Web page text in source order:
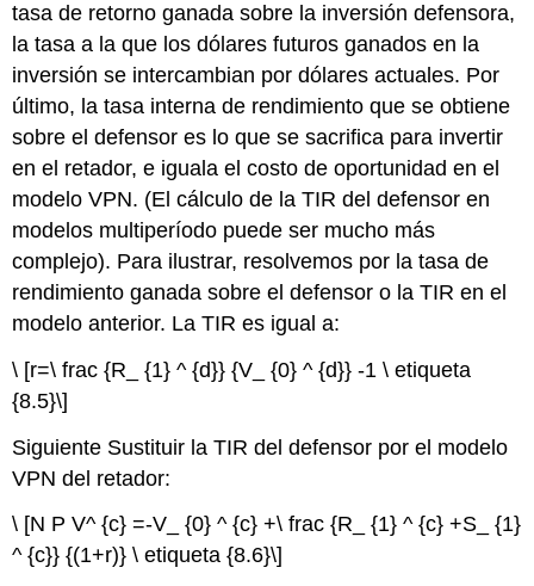
tasa de retorno ganada sobre la inversión defensora,
la tasa a la que los dólares futuros ganados en la
inversión se intercambian por dólares actuales. Por
último, la tasa interna de rendimiento que se obtiene
sobre el defensor es lo que se sacrifica para invertir
en el retador, e iguala el costo de oportunidad en el
modelo VPN. (El cálculo de la TIR del defensor en
modelos multiperíodo puede ser mucho más
complejo). Para ilustrar, resolvemos por la tasa de
rendimiento ganada sobre el defensor o la TIR en el
modelo anterior. La TIR es igual a:
\ [r=\ frac {R_ {1} ^ {d}} {V_ {0} ^ {d}} -1 \ etiqueta
{8.5}\]
Siguiente Sustituir la TIR del defensor por el modelo
VPN del retador:
\ [N P V^ {c} =-V_ {0} ^ {c} +\ frac {R_ {1} ^ {c} +S_ {1}
^ {c}} {(1+r)} \ etiqueta {8.6}\]